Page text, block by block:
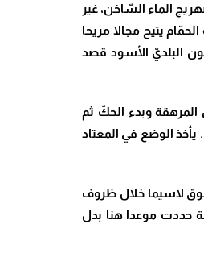
الماء السّاخن، غير
يتيح مجالا مريحا
البلديّ الأسود قصد
المرهقة وبدء الحكّ ثم
الوضع في المعتاد
لاسيما خلال ظروف
حددت موعدا هنا بدل